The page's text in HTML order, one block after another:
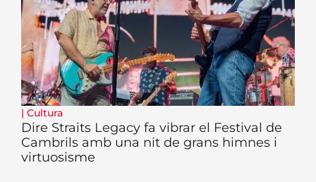
| Cultura
Dire Straits Legacy fa vibrar el Festival de
Cambrils amb una nit de grans himnes i
virtuosisme